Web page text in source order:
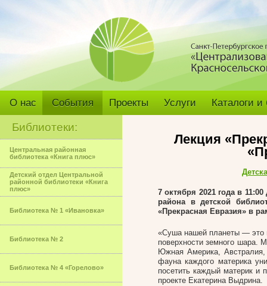
О нас События Проекты Услуги Каталоги
Библиотеки:
Центральная районная
библиотека «Книга плюс»
Детский отдел Центральной
районной библиотеки «Книга
плюс»
Библиотека № 1 «Ивановка»
Библиотека № 2
Библиотека № 4 «Горелово»
Лекция
7 октября 2021 года в
района в детской
«Прекрасная Евразия» в
«Суша нашей планеты — это
поверхности земного шара.
Южная Америка,
фауна каждого материка
посетить каждый материк и
проекте Екатерина Выдрина.